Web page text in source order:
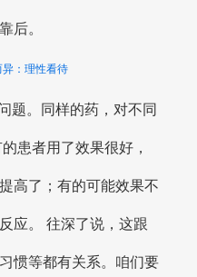
后。
：理性看待
题。同样的药，对不同
患者用了效果很好，
高了；有的可能效果不
应。 往深了说，这跟
惯等都有关系。咱们要